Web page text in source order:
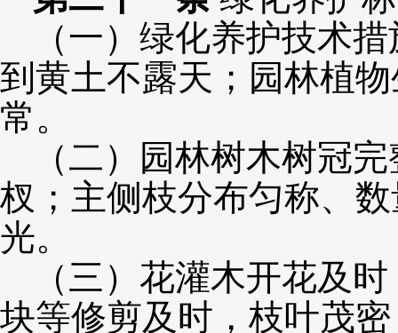
（一）绿化养护技术
到黄土不露天；园林植
常。
（二）园林树木树冠
杈；主侧枝分布匀称、
光。
（三）花灌木开花及
块等修剪及时，枝叶茂